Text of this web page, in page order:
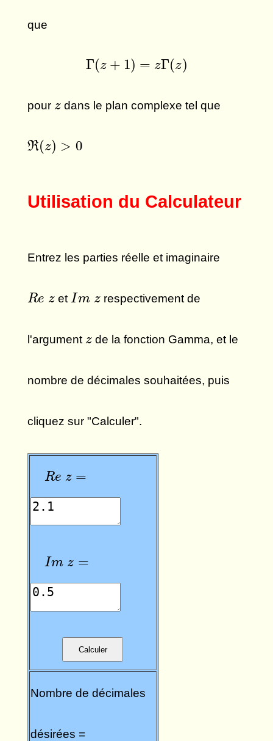
que
Γ(z + 1) = zΓ(z)
Γ z 1) (z)
pour z
zdans le plan complexe tel que
R(z) > 0
ℜ(z ) >
Utilisation du Calculateur
Entrez les parties réelle et imaginaire
Re z
Re z et Im z
Imz respectivement de
l'argument z
zde la fonction Gamma, et le
nombre de décimales souhaitées, puis
cliquez sur "Calculer".
Re z =
ez=
Im z =
z=
Nombre de décimales
désirées =